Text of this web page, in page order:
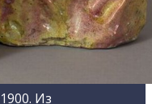
Из